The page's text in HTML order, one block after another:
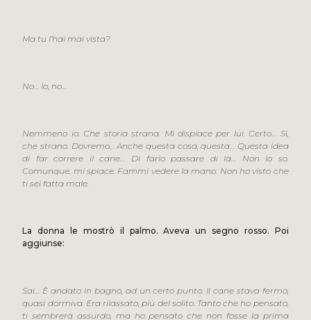
Ma tu l’hai mai vista?
No… Io, no…
Nemmeno io. Che storia strana. Mi dispiace per lui. Certo… Sì,
che strano. Dovremo… Anche questa cosa, questa… Questa idea
di far correre il cane… Di farlo passare di là… Non lo so.
Comunque, mi spiace. Fammi vedere la mano. Non ho visto che
ti sei fatta male.
La donna le mostrò il palmo. Aveva un segno rosso. Poi
aggiunse:
Sai… È andato in bagno, ad un certo punto. Il cane stava fermo,
quasi dormiva. Era rilassato, più del solito. Tanto che ho pensato,
ti sembrerà assurdo, ma ho pensato che non fosse la prima